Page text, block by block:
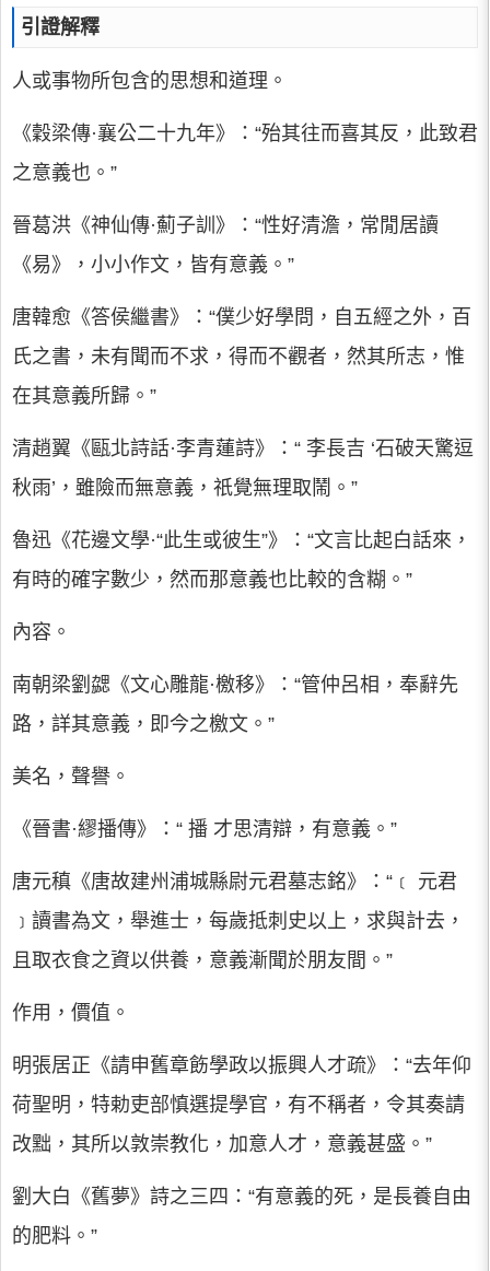
引證解釋
人或事物所包含的思想和道理。
《穀梁傳·襄公二十九年》：“殆其往而喜其反，此致君
之意義也。”
晉葛洪《神仙傳·薊子訓》：“性好清澹，常閒居讀
《易》，小小作文，皆有意義。”
唐韓愈《答侯繼書》：“僕少好學問，自五經之外，百
氏之書，未有聞而不求，得而不觀者，然其所志，惟
在其意義所歸。”
清趙翼《甌北詩話·李青蓮詩》：“ 李長吉 ‘石破天驚逗
秋雨’，雖險而無意義，祇覺無理取鬧。”
魯迅《花邊文學·“此生或彼生”》：“文言比起白話來，
有時的確字數少，然而那意義也比較的含糊。”
內容。
南朝梁劉勰《文心雕龍·檄移》：“管仲呂相，奉辭先
路，詳其意義，即今之檄文。”
美名，聲譽。
《晉書·繆播傳》：“ 播 才思清辯，有意義。”
唐元稹《唐故建州浦城縣尉元君墓志銘》：“﹝ 元君
﹞讀書為文，舉進士，每歲抵刺史以上，求與計去，
且取衣食之資以供養，意義漸聞於朋友間。”
作用，價值。
明張居正《請申舊章飭學政以振興人才疏》：“去年仰
荷聖明，特勅吏部慎選提學官，有不稱者，令其奏請
改黜，其所以敦崇教化，加意人才，意義甚盛。”
劉大白《舊夢》詩之三四：“有意義的死，是長養自由
的肥料。”